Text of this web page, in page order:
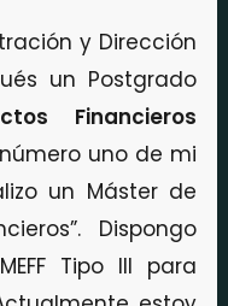
y Dirección
un Postgrado
Financieros
uno de mi
un Máster de
Dispongo
Tipo III para